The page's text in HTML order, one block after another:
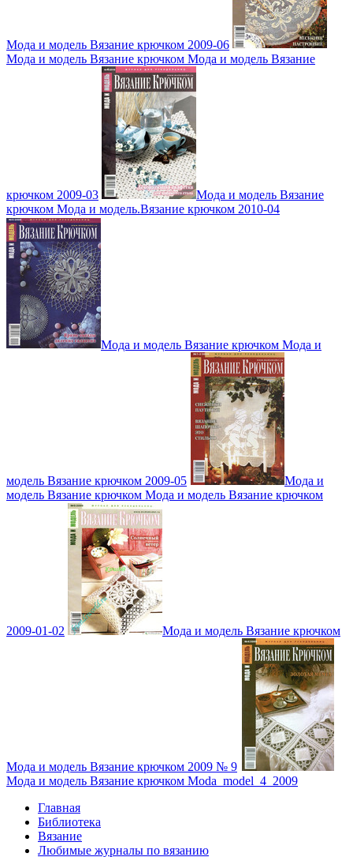
Мода и модель Вязание крючком 2009-06
Мода и модель Вязание крючком Мода и модель Вязание
крючком 2009-03
Мода и модель Вязание
крючком Мода и модель.Вязание крючком 2010-04
Мода и модель Вязание крючком Мода и
модель Вязание крючком 2009-05
Мода и
модель Вязание крючком Мода и модель Вязание крючком
2009-01-02 Мода и модель Вязание крючком
Мода и модель Вязание крючком 2009 № 9
Мода и модель Вязание крючком Moda_model_4_2009
Главная
Библиотека
Вязание
Любимые журналы по вязанию